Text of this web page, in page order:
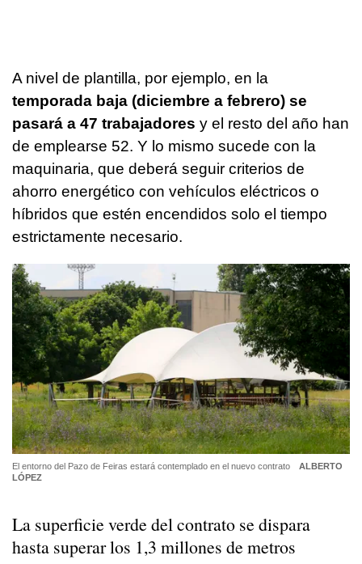
A nivel de plantilla, por ejemplo, en la
temporada baja (diciembre a febrero) se
pasará a 47 trabajadores y el resto del año han
de emplearse 52. Y lo mismo sucede con la
maquinaria, que deberá seguir criterios de
ahorro energético con vehículos eléctricos o
híbridos que estén encendidos solo el tiempo
estrictamente necesario.
El entorno del Pazo de Feiras estará contemplado en el nuevo contrato
ALBERTO
LÓPEZ
La superficie verde del contrato se dispara
hasta superar los 1,3 millones de metros